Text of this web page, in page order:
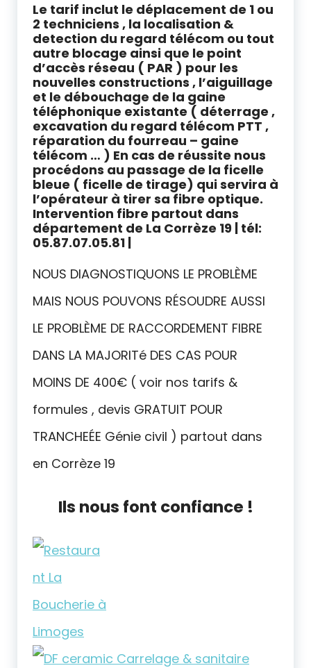
Le tarif inclut le déplacement de 1 ou
2 techniciens , la localisation &
detection du regard télécom ou tout
autre blocage ainsi que le point
d’accès réseau ( PAR ) pour les
nouvelles constructions , l’aiguillage
et le débouchage de la gaine
téléphonique existante ( déterrage ,
excavation du regard télécom PTT ,
réparation du fourreau – gaine
télécom … ) En cas de réussite nous
procédons au passage de la ficelle
bleue ( ficelle de tirage) qui servira à
l’opérateur à tirer sa fibre optique.
Intervention fibre partout dans
département de La Corrèze 19 | tél:
05.87.07.05.81 |
NOUS DIAGNOSTIQUONS LE PROBLÈME
MAIS NOUS POUVONS RÉSOUDRE AUSSI
LE PROBLÈME DE RACCORDEMENT FIBRE
DANS LA MAJORITé DES CAS POUR
MOINS DE 400€ ( voir nos tarifs &
formules , devis GRATUIT POUR
TRANCHEÉE Génie civil ) partout dans
en Corrèze 19
Ils nous font confiance !